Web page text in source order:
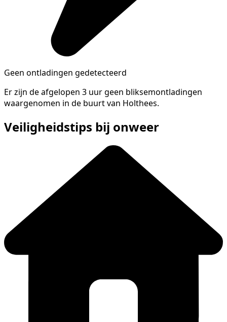
Geen ontladingen gedetecteerd
Er zijn de afgelopen 3 uur geen bliksemontladingen
waargenomen in de buurt van Holthees.
Veiligheidstips bij onweer